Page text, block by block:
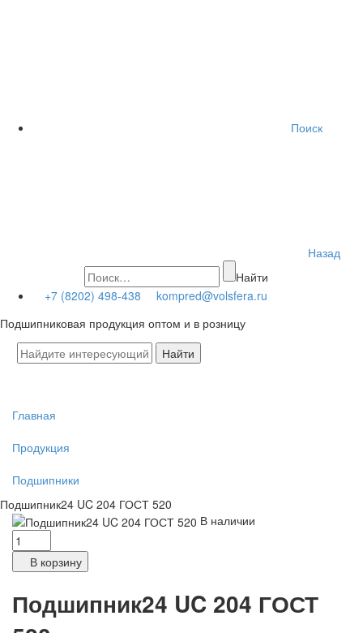
Поиск
Назад
Найти
+7 (8202) 498-438
kompred@volsfera.ru
Подшипниковая продукция оптом и в розницу
Главная
Продукция
Подшипники
Подшипник24 UC 204 ГОСТ 520
В наличии
В корзину
Подшипник24 UC 204 ГОСТ